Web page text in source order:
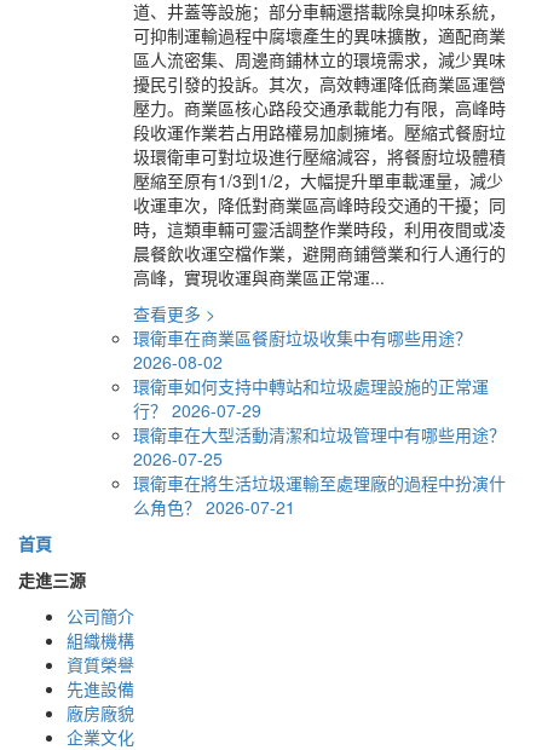
道、井蓋等設施；部分車輛還搭載除臭抑味系統，
可抑制運輸過程中腐壞產生的異味擴散，適配商業
區人流密集、周邊商鋪林立的環境需求，減少異味
擾民引發的投訴。其次，高效轉運降低商業區運營
壓力。商業區核心路段交通承載能力有限，高峰時
段收運作業若占用路權易加劇擁堵。壓縮式餐廚垃
圾環衛車可對垃圾進行壓縮減容，將餐廚垃圾體積
壓縮至原有1/3到1/2，大幅提升單車載運量，減少
收運車次，降低對商業區高峰時段交通的干擾；同
時，這類車輛可靈活調整作業時段，利用夜間或凌
晨餐飲收運空檔作業，避開商鋪營業和行人通行的
高峰，實現收運與商業區正常運...
查看更多 >
環衛車在商業區餐廚垃圾收集中有哪些用途？
2026-08-02
環衛車如何支持中轉站和垃圾處理設施的正常運
行？ 2026-07-29
環衛車在大型活動清潔和垃圾管理中有哪些用途？
2026-07-25
環衛車在將生活垃圾運輸至處理廠的過程中扮演什
么角色？ 2026-07-21
首頁
走進三源
公司簡介
組織機構
資質榮譽
先進設備
廠房廠貌
企業文化